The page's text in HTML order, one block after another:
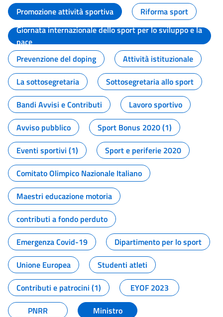
Promozione attività sportiva
Riforma sport
Giornata internazionale dello sport per lo sviluppo e la
pace
Prevenzione del doping
Attività istituzionale
La sottosegretaria
Sottosegretaria allo sport
Bandi Avvisi e Contributi
Lavoro sportivo
Avviso pubblico
Sport Bonus 2020 (1)
Eventi sportivi (1)
Sport e periferie 2020
Comitato Olimpico Nazionale Italiano
Maestri educazione motoria
contributi a fondo perduto
Emergenza Covid-19
Dipartimento per lo sport
Unione Europea
Studenti atleti
Contributi e patrocini (1)
EYOF 2023
PNRR
Ministro